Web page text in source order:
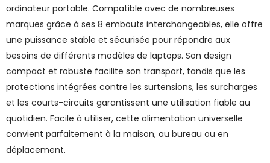
ordinateur portable. Compatible avec de nombreuses
marques grâce à ses 8 embouts interchangeables, elle offre
une puissance stable et sécurisée pour répondre aux
besoins de différents modèles de laptops. Son design
compact et robuste facilite son transport, tandis que les
protections intégrées contre les surtensions, les surcharges
et les courts-circuits garantissent une utilisation fiable au
quotidien. Facile à utiliser, cette alimentation universelle
convient parfaitement à la maison, au bureau ou en
déplacement.